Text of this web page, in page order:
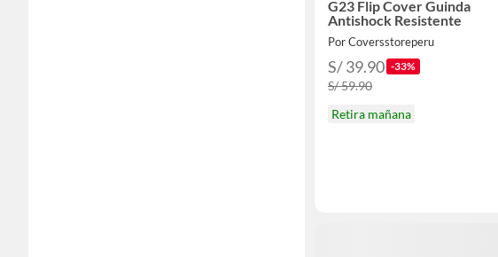
G23 Flip Cover Guinda
Antishock Resistente
Por Coversstoreperu
S/ 39.90 -33%
S/ 59.90
Retira mañana